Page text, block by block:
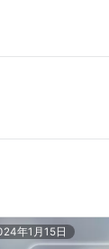
年1月15日